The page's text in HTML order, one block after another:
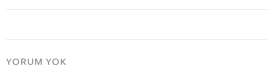
YORUM YOK